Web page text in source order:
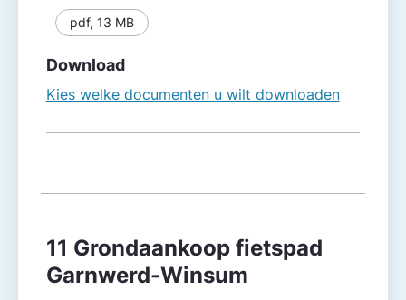
pdf, 13 MB
Download
Kies welke documenten u wilt downloaden
11 Grondaankoop fietspad
Garnwerd-Winsum